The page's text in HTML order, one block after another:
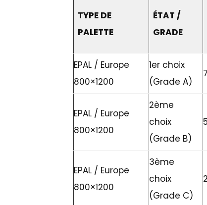
TYPE DE
PALETTE
ÉTAT /
GRADE
EPAL / Europe
800×1200
1er choix
(Grade A)
EPAL / Europe
800×1200
2ème
choix
(Grade B)
EPAL / Europe
800×1200
3ème
choix
(Grade C)